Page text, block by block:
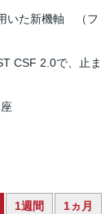
いた新機軸 （フ
CSF 2.0で、止ま
1週間 1ヵ月